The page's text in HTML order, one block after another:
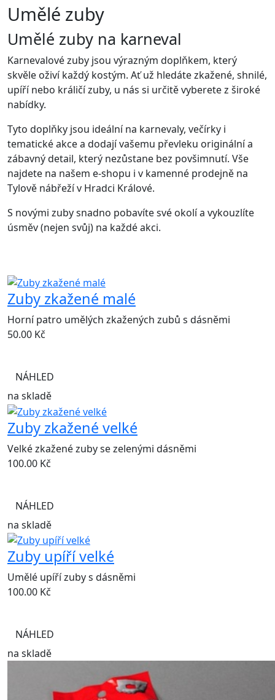
Umělé zuby
Umělé zuby na karneval
Karnevalové zuby jsou výrazným doplňkem, který
skvěle oživí každý kostým. Ať už hledáte zkažené, shnilé,
upíří nebo králičí zuby, u nás si určitě vyberete z široké
nabídky.
Tyto doplňky jsou ideální na karnevaly, večírky i
tematické akce a dodají vašemu převleku originální a
zábavný detail, který nezůstane bez povšimnutí. Vše
najdete na našem e-shopu i v kamenné prodejně na
Tylově nábřeží v Hradci Králové.
S novými zuby snadno pobavíte své okolí a vykouzlíte
úsměv (nejen svůj) na každé akci.
Zuby zkažené malé
Horní patro umělých zkažených zubů s dásněmi
50.00 Kč
NÁHLED
na skladě
Zuby zkažené velké
Velké zkažené zuby se zelenými dásněmi
100.00 Kč
NÁHLED
na skladě
Zuby upíří velké
Umělé upíří zuby s dásněmi
100.00 Kč
NÁHLED
na skladě